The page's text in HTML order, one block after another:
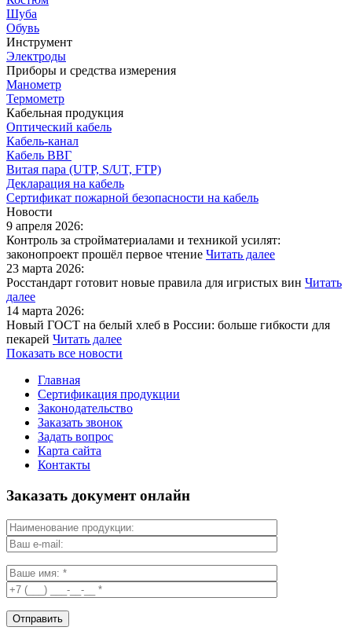
Шуба
Обувь
Инструмент
Электроды
Приборы и средства измерения
Манометр
Термометр
Кабельная продукция
Оптический кабель
Кабель-канал
Кабель ВВГ
Витая пара (UTP, S/UT, FTP)
Декларация на кабель
Сертификат пожарной безопасности на кабель
Новости
9 апреля 2026:
Контроль за стройматериалами и техникой усилят:
законопроект прошёл первое чтение Читать далее
23 марта 2026:
Росстандарт готовит новые правила для игристых вин Читать
далее
14 марта 2026:
Новый ГОСТ на белый хлеб в России: больше гибкости для
пекарей Читать далее
Показать все новости
Главная
Сертификация продукции
Законодательство
Заказать звонок
Задать вопрос
Карта сайта
Контакты
Заказать документ онлайн